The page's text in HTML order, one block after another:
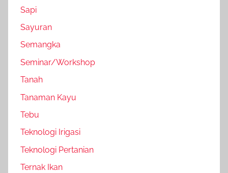
Sapi
Sayuran
Semangka
Seminar/Workshop
Tanah
Tanaman Kayu
Tebu
Teknologi Irigasi
Teknologi Pertanian
Ternak Ikan